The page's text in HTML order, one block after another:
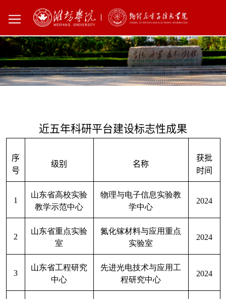
近五年科研平台建设标志性成果
序
号
级别 名称
获批
时间
1
山东省高校实验
教学示范中心
物理与电子信息实验教
学中心
2024
2
山东省重点实验
室
氮化镓材料与应用重点
实验室
2024
3
山东省工程研究
中心
先进光电技术与应用工
程研究中心
2024